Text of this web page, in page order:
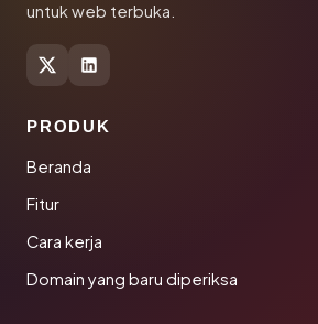
untuk web terbuka.
PRODUK
Beranda
Fitur
Cara kerja
Domain yang baru diperiksa